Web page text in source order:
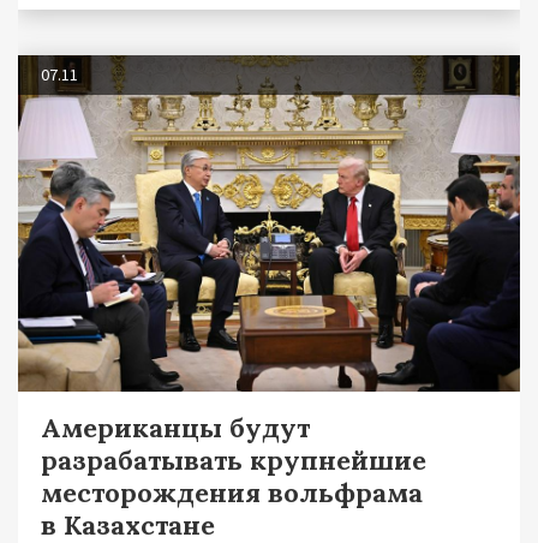
07.11
Американцы будут
разрабатывать крупнейшие
месторождения вольфрама
в Казахстане